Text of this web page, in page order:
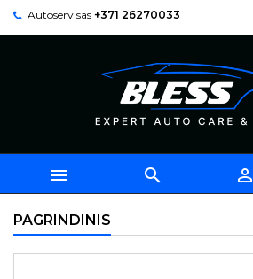
Autoservisas +371 26270033
  
PAGRINDINIS